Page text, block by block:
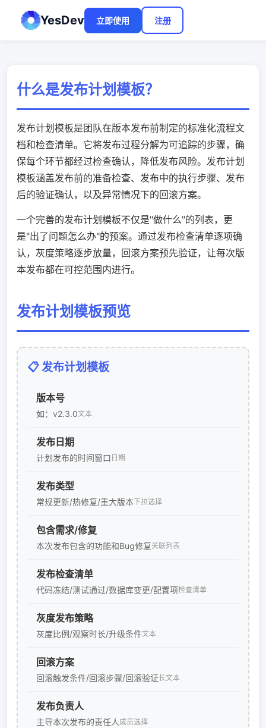
YesDev 立即使用 注册
什么是发布计划模板？
发布计划模板是团队在版本发布前制定的标准化流程文
档和检查清单。它将发布过程分解为可追踪的步骤，确
保每个环节都经过检查确认，降低发布风险。发布计划
模板涵盖发布前的准备检查、发布中的执行步骤、发布
后的验证确认，以及异常情况下的回滚方案。
一个完善的发布计划模板不仅是"做什么"的列表，更
是"出了问题怎么办"的预案。通过发布检查清单逐项确
认，灰度策略逐步放量，回滚方案预先验证，让每次版
本发布都在可控范围内进行。
发布计划模板预览
📋 发布计划模板
版本号
如：v2.3.0文本
发布日期
计划发布的时间窗口 日期
发布类型
常规更新/热修复/重大版本下拉选择
包含需求/修复
本次发布包含的功能和Bug修复关联列表
发布检查清单
代码冻结/测试通过/数据库变更/配置项检查清单
灰度发布策略
灰度比例/观察时长/升级条件文本
回滚方案
回滚触发条件/回滚步骤/回滚验证长文本
发布负责人
主导本次发布的责任人 成员选择